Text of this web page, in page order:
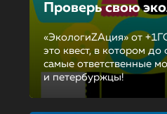
Проверь свою
«ЭкологиZAция» от
это квест, в котором
самые ответственные
и петербуржцы!